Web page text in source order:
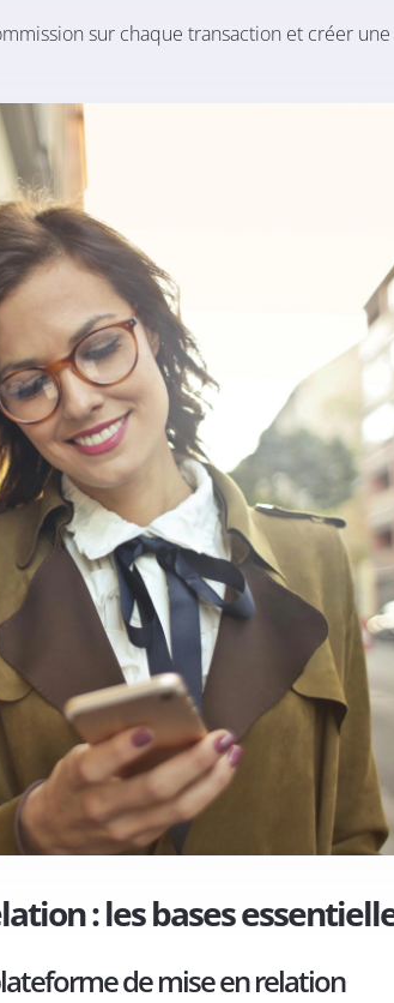
sur chaque transaction et créer
: les bases
de mise en relation